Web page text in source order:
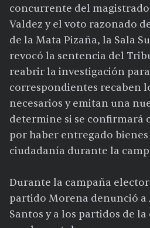
concurrente del magistrado
Valdez y el voto razonado
de la Mata Pizaña, la Sala
revocó la sentencia del
reabrir la investigación
correspondientes recaben
necesarios y emitan una
determine si se confirmará
por haber entregado bienes
ciudadanía durante la
Durante la campaña
partido Morena denunció a
Santos y a los partidos de la